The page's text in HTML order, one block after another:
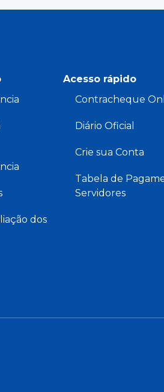
dos
Acesso rápido
Contracheque
Diário Oficial
Crie sua Conta
Tabela de
Servidores